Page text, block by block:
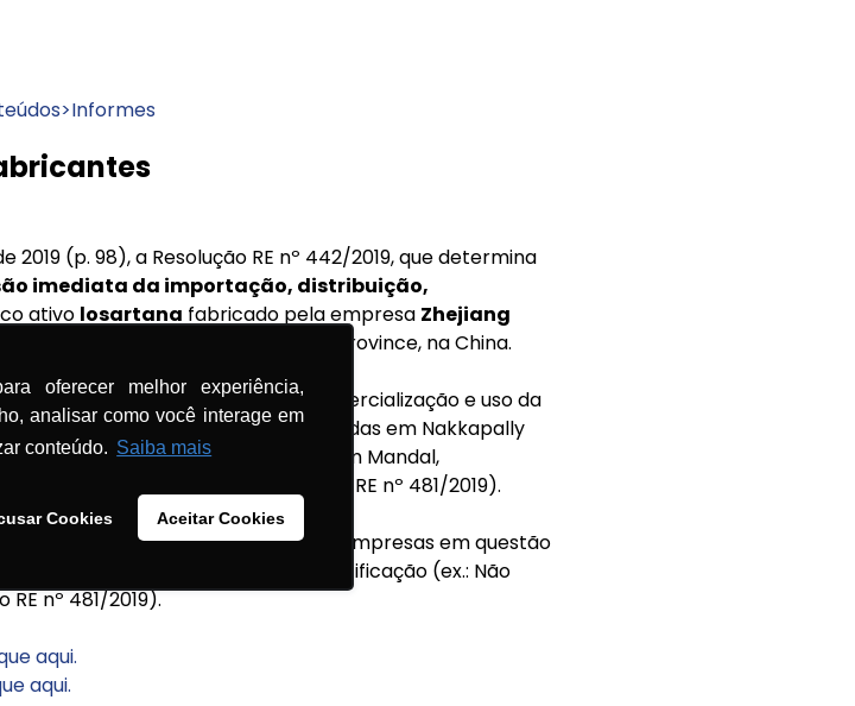
oferecer melhor experiência,
analisar como você interage em
conteúdo. Saiba mais
Cookies Aceitar Cookies
>Informes
2019 (p. 98), a Resolução RE nº 442/2019, que determina
imediata da importação, distribuição,
ativo losartana fabricado pela empresa Zhejiang
fabril localizada em Linhai, Zhejiang Province, na China.
a suspensão da fabricação, comercialização e uso da
Limited, com plantas fabris localizadas em Nakkapally
Andra Pradesh, e em Jinnaram Mandal,
ambas na Índia (Resolução RE nº 481/2019).
fabricado por alguma das empresas em questão
a segregação com a devida identificação (ex.: Não
RE nº 481/2019).
aqui.
aqui.